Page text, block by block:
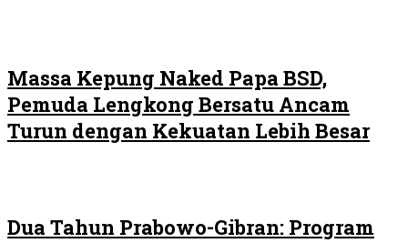
Massa Kepung Naked Papa BSD,
Pemuda Lengkong Bersatu Ancam
Turun dengan Kekuatan Lebih Besar
Dua Tahun Prabowo-Gibran: Program